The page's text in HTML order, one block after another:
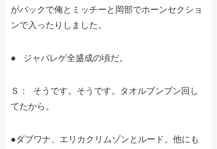
がバックで俺とミッチーと岡部でホーンセクショ
ンで入ったりしました。
● ジャパレゲ全盛成の頃だ。
Ｓ： そうです。そうです。タオルブンブン回し
てたから。
●ダブワナ、エリカクリムゾンとルード。他にも